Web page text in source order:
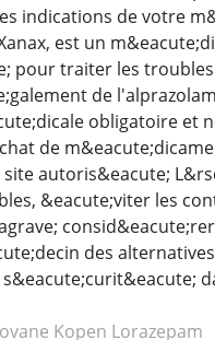
indications de votre
est un
pour traiter les
de
obligatoire et
de
autoris&eacute;
&eacute;viter les
des
Kopen Lorazepam